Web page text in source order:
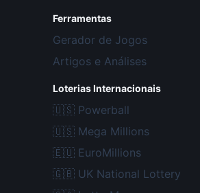
Ferramentas
Gerador de Jogos
Artigos e Análises
Loterias Internacionais
🇺🇸 Powerball
🇺🇸 Mega Millions
🇪🇺 EuroMillions
🇬🇧 UK National Lottery